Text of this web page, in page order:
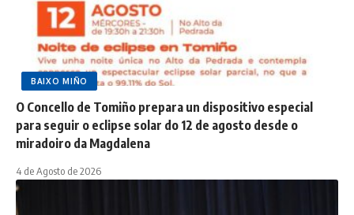
BAIXO MIÑO
O Concello de Tomiño prepara un dispositivo especial
para seguir o eclipse solar do 12 de agosto desde o
miradoiro da Magdalena
4 de Agosto de 2026